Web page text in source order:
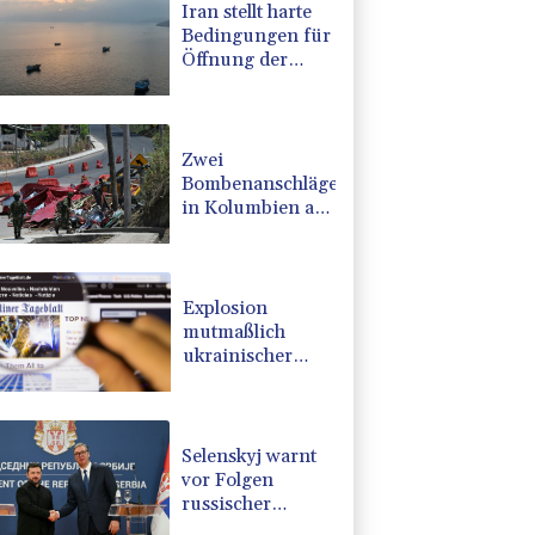
Iran stellt harte
Bedingungen für
Öffnung der
Zwei
Bombenanschläge
in Kolumbien an
Espriella
Explosion
mutmaßlich
ukrainischer
Verstimmung
aus
Selenskyj warnt
vor Folgen
russischer